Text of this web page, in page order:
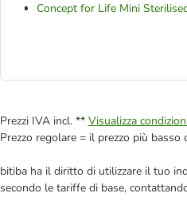
Concept for Life Mini
Prezzi IVA incl. ** Visualizza
Prezzo regolare = il prezzo più
bitiba ha il diritto di utilizzare il tuo
secondo le tariffe di base,